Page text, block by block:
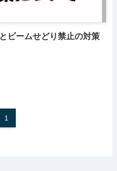
ビームせどり禁止の対策
1